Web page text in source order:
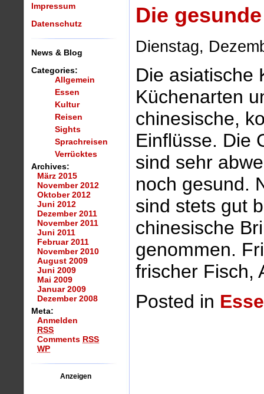
Impressum
Datenschutz
News & Blog
Categories:
Allgemein
Essen
Kultur
Reisen
Sights
Sprachreisen
Verrücktes
Archives:
März 2015
November 2012
Oktober 2012
Juni 2012
Dezember 2011
November 2011
Juni 2011
Februar 2011
November 2010
August 2009
Juni 2009
Mai 2009
Januar 2009
Dezember 2008
Meta:
Anmelden
RSS
Comments RSS
WP
Anzeigen
Die
Dienstag,
Die asiatische
Küchenarten
chinesische,
Einflüsse. Die
sind sehr
noch gesund.
sind stets gut
chinesische
genommen.
frischer Fisch,
Posted in